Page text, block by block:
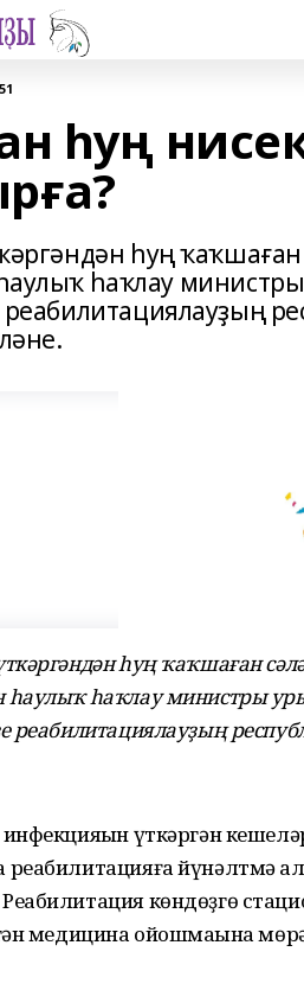
һуң
һуң
һаҡлау
реабилитациялауҙың
һуң ҡаҡшаған
һаҡлау министры
реабилитациялауҙың
үткәргән
реабилитацияға йүнәлтмә
көндөҙгө
медицина ойошмаһына